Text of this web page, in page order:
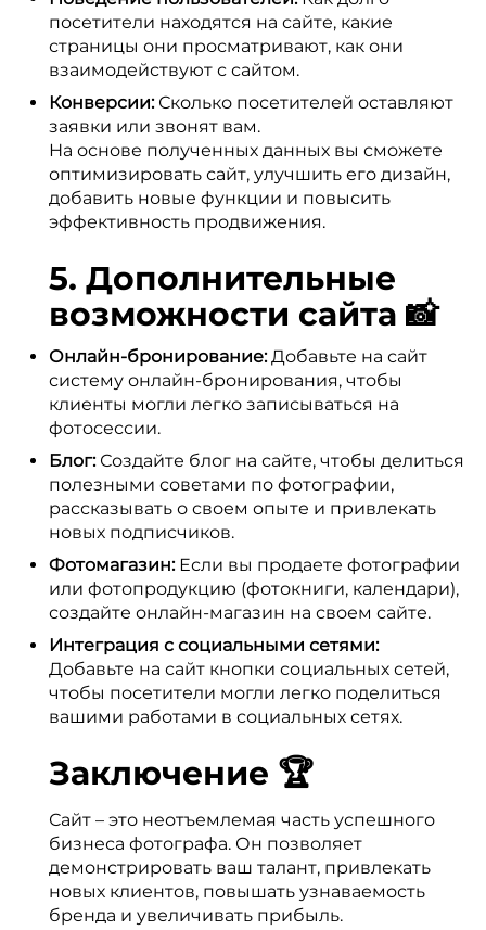
посетители находятся на сайте, какие
страницы они просматривают, как они
взаимодействуют с сайтом.
Конверсии:Сколько посетителей оставляют
заявки или звонят вам.
На основе полученных данных вы сможете
оптимизировать сайт, улучшить его дизайн,
добавить новые функции и повысить
эффективность продвижения.
5. Дополнительные
возможности сайта 📸
Онлайн-бронирование:Добавьте на сайт
систему онлайн-бронирования, чтобы
клиенты могли легко записываться на
фотосессии.
Блог:Создайте блог на сайте, чтобы делиться
полезными советами по фотографии,
рассказывать о своем опыте и привлекать
новых подписчиков.
Фотомагазин:Если вы продаете фотографии
или фотопродукцию (фотокниги, календари),
создайте онлайн-магазин на своем сайте.
Интеграция с социальными сетями:
Добавьте на сайт кнопки социальных сетей,
чтобы посетители могли легко поделиться
вашими работами в социальных сетях.
Заключение 🏆
Сайт – это неотъемлемая часть успешного
бизнеса фотографа. Он позволяет
демонстрировать ваш талант, привлекать
новых клиентов, повышать узнаваемость
бренда и увеличивать прибыль.